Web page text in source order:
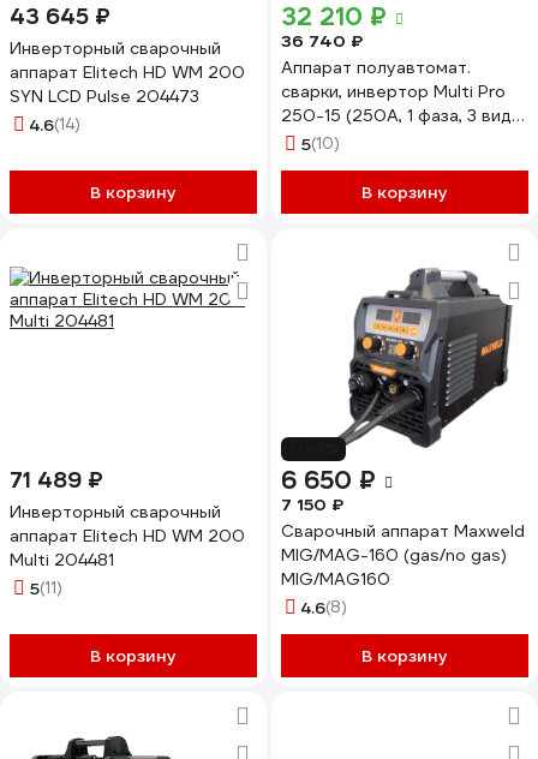
43 645 ₽
Инверторный сварочный
аппарат Elitech HD WM 200
SYN LCD Pulse 204473
4.6(14)
В корзину
32 210 ₽
36 740 ₽
Аппарат полуавтомат.
сварки, инвертор Multi Pro
250-15 (250A, 1 фаза, 3 вида
сварки MIG/TIG/MMA, кат.15
ELEMENTI 925-761
5(10)
В корзину
71 489 ₽
Инверторный сварочный
аппарат Elitech HD WM 200
Multi 204481
5(11)
В корзину
6 650 ₽
7 150 ₽
Сварочный аппарат Maxweld
MIG/MAG-160 (gas/no gas)
MIG/MAG160
4.6(8)
В корзину